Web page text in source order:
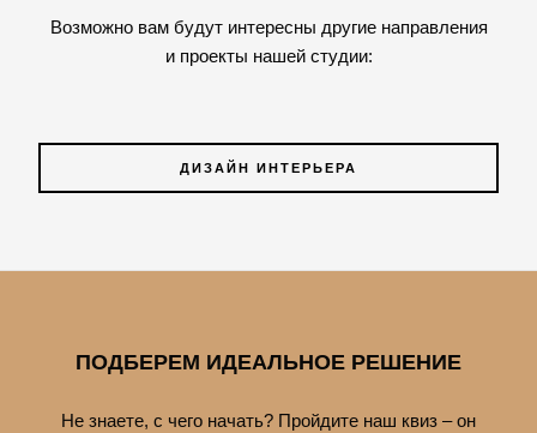
Возможно вам будут интересны другие направления
и проекты нашей студии:
ДИЗАЙН ИНТЕРЬЕРА
ПОДБЕРЕМ ИДЕАЛЬНОЕ РЕШЕНИЕ
Не знаете, с чего начать? Пройдите наш квиз – он